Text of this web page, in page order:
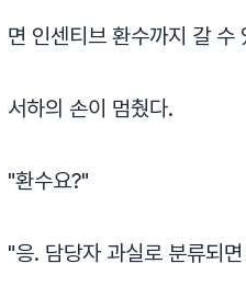
면 인센티브 환수까지 갈 수
서하의 손이 멈췄다.
"환수요?"
"응. 담당자 과실로 분류되